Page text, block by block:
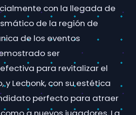
con la llegada de
de la región de
de los eventos
ser
para revitalizar el
y Lechonk, con su estética
perfecto para atraer